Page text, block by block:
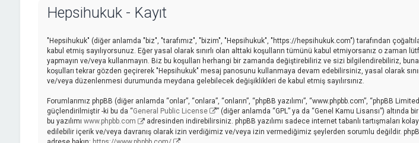
Hepsihukuk - Kayıt
"Hepsihukuk" (diğer anlamda "biz", "tarafımız", "bizim", "Hepsihukuk", "https://hepsihukuk.com") tarafından
kabul etmiş sayılıyorsunuz. Eğer yasal olarak sınırlı olan alttaki koşulların tümünü kabul etmiyorsanız o zaman
yapmayın ve/veya kullanmayın. Biz bu koşulları herhangi bir zamanda değiştirebiliriz ve sizi bilgilendirebiliriz,
koşulları tekrar gözden geçirerek "Hepsihukuk" mesaj panosunu kullanmaya devam edebilirsiniz, yasal olarak
ve/veya düzenlenmesi durumunda meydana gelebilecek değişiklikleri de kabul etmiş sayılırsınız.
Forumlarımız phpBB (diğer anlamda “onlar”, “onlara”, “onların”, “phpBB yazılımı”, “www.phpbb.com”, “phpBB
güçlendirilmiştir -ki bu da “General Public License
” (diğer anlamda “GPL” ya da “Genel Kamu Lisansı”) altında
bu yazılımı www.phpbb.com
adresinden indirebilirsiniz. phpBB yazılımı sadece internet tabanlı tartışmaları
edilebilir içerik ve/veya davranış olarak izin verdiğimiz ve/veya izin vermediğimiz şeylerden sorumlu değildir.